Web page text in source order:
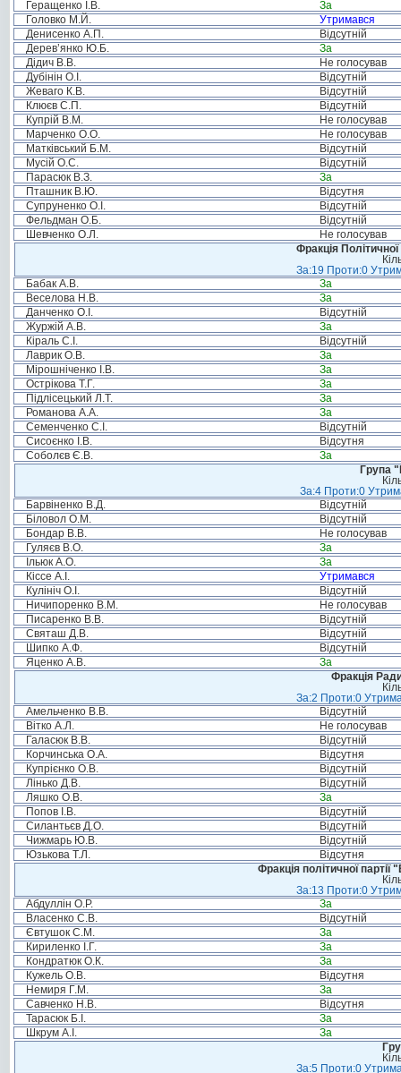
Геращенко І.В.
За
Головко М.Й.
Утримався
Денисенко А.П.
Відсутній
Дерев’янко Ю.Б.
За
Дідич В.В.
Не голосував
Дубінін О.І.
Відсутній
Жеваго К.В.
Відсутній
Клюєв С.П.
Відсутній
Купрій В.М.
Не голосував
Марченко О.О.
Не голосував
Матківський Б.М.
Відсутній
Мусій О.С.
Відсутній
Парасюк В.З.
За
Пташник В.Ю.
Відсутня
Супруненко О.І.
Відсутній
Фельдман О.Б.
Відсутній
Шевченко О.Л.
Не голосував
Фракція
За:19 Проти:0
Бабак А.В.
За
Веселова Н.В.
За
Данченко О.І.
Відсутній
Журжій А.В.
За
Кіраль С.І.
Відсутній
Лаврик О.В.
За
Мірошніченко І.В.
За
Острікова Т.Г.
За
Підлісецький Л.Т.
За
Романова А.А.
За
Семенченко С.І.
Відсутній
Сисоєнко І.В.
Відсутня
Соболєв Є.В.
За
Група
За:4 Проти:0
Барвіненко В.Д.
Відсутній
Біловол О.М.
Відсутній
Бондар В.В.
Не голосував
Гуляєв В.О.
За
Ільюк А.О.
За
Кіссе А.І.
Утримався
Кулініч О.І.
Відсутній
Ничипоренко В.М.
Не голосував
Писаренко В.В.
Відсутній
Святаш Д.В.
Відсутній
Шипко А.Ф.
Відсутній
Яценко А.В.
За
Фракція
За:2 Проти:0
Амельченко В.В.
Відсутній
Вітко А.Л.
Не голосував
Галасюк В.В.
Відсутній
Корчинська О.А.
Відсутня
Купрієнко О.В.
Відсутній
Лінько Д.В.
Відсутній
Ляшко О.В.
За
Попов І.В.
Відсутній
Силантьєв Д.О.
Відсутній
Чижмарь Ю.В.
Відсутній
Юзькова Т.Л.
Відсутня
Фракція політичної
За:13 Проти:0
Абдуллін О.Р.
За
Власенко С.В.
Відсутній
Євтушок С.М.
За
Кириленко І.Г.
За
Кондратюк О.К.
За
Кужель О.В.
Відсутня
Немиря Г.М.
За
Савченко Н.В.
Відсутня
Тарасюк Б.І.
За
Шкрум А.І.
За
За:5 Проти:0